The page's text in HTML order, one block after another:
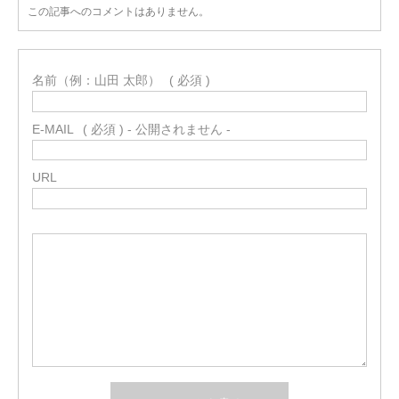
この記事へのコメントはありません。
名前（例：山田 太郎） ( 必須 )
E-MAIL ( 必須 ) - 公開されません -
URL